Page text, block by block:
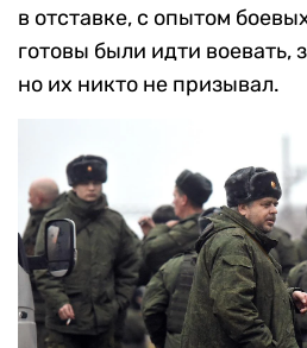
в отставке, с опытом
готовы были идти
но их никто не призывал.